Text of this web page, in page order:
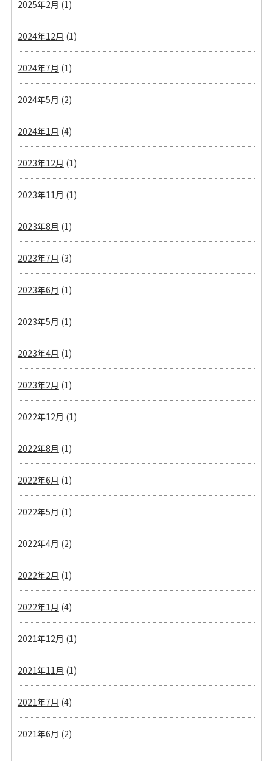
2025年2月 (1)
2024年12月 (1)
2024年7月 (1)
2024年5月 (2)
2024年1月 (4)
2023年12月 (1)
2023年11月 (1)
2023年8月 (1)
2023年7月 (3)
2023年6月 (1)
2023年5月 (1)
2023年4月 (1)
2023年2月 (1)
2022年12月 (1)
2022年8月 (1)
2022年6月 (1)
2022年5月 (1)
2022年4月 (2)
2022年2月 (1)
2022年1月 (4)
2021年12月 (1)
2021年11月 (1)
2021年7月 (4)
2021年6月 (2)